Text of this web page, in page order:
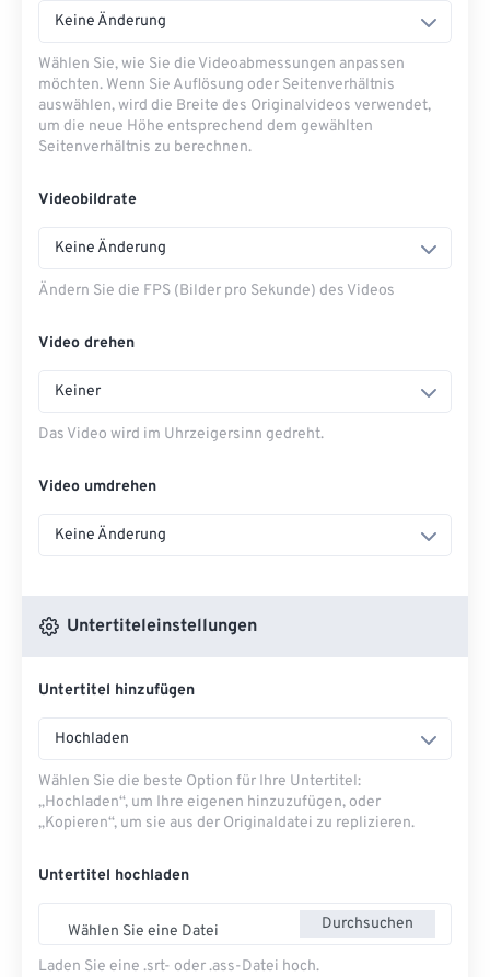
Keine Änderung
Wählen Sie, wie Sie die Videoabmessungen anpassen
möchten. Wenn Sie Auflösung oder Seitenverhältnis
auswählen, wird die Breite des Originalvideos verwendet,
um die neue Höhe entsprechend dem gewählten
Seitenverhältnis zu berechnen.
Videobildrate
Keine Änderung
Ändern Sie die FPS (Bilder pro Sekunde) des Videos
Video drehen
Keiner
Das Video wird im Uhrzeigersinn gedreht.
Video umdrehen
Keine Änderung
Untertiteleinstellungen
Untertitel hinzufügen
Hochladen
Wählen Sie die beste Option für Ihre Untertitel:
„Hochladen“, um Ihre eigenen hinzuzufügen, oder
„Kopieren“, um sie aus der Originaldatei zu replizieren.
Untertitel hochladen
Wählen Sie eine Datei Durchsuchen
Laden Sie eine .srt- oder .ass-Datei hoch.